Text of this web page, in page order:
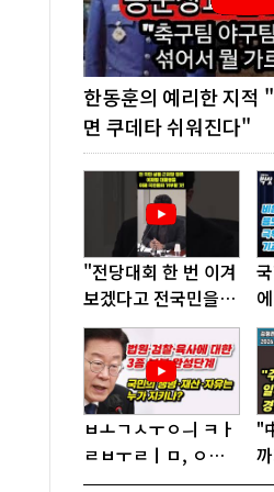
한동훈의 예리한 지적
면 쿠데타 쉬워진다"
"전당대회 한 번 이겨
보겠다고 전국민을
'지옥문'으로 밀어!"
ㅂㅗㄱㅅㅜㅇㅢ ㅋㅏ
ㄹㅂㅜㄹㅣㅁ, ㅇㅙ
ㄱㅜㄱㅁㅣㄴㄷㅡㄹ
"